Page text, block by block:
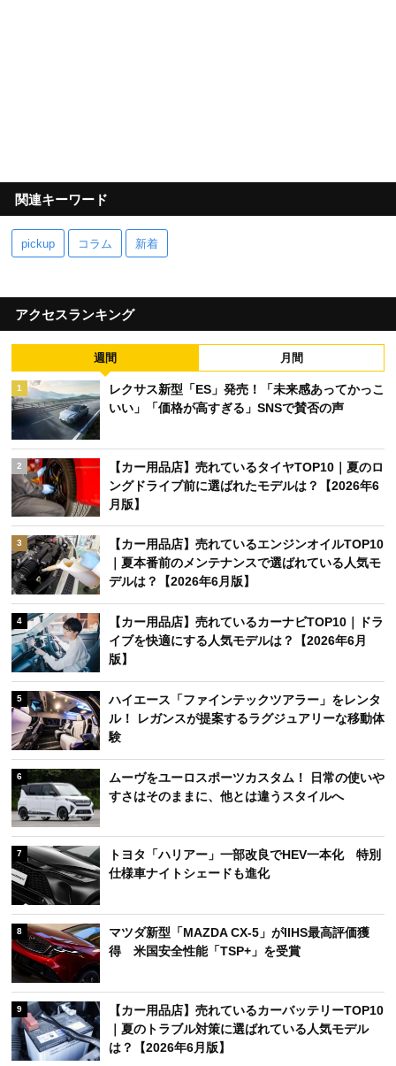
関連キーワード
pickup コラム 新着
アクセスランキング
週間 月間
1
レクサス新型「ES」発売！「未来感あってかっこ
いい」「価格が高すぎる」SNSで賛否の声
2
【カー用品店】売れているタイヤTOP10｜夏のロ
ングドライブ前に選ばれたモデルは？【2026年6
月版】
3
【カー用品店】売れているエンジンオイルTOP10
｜夏本番前のメンテナンスで選ばれている人気モ
デルは？【2026年6月版】
4
【カー用品店】売れているカーナビTOP10｜ドラ
イブを快適にする人気モデルは？【2026年6月
版】
5
ハイエース「ファインテックツアラー」をレンタ
ル！ レガンスが提案するラグジュアリーな移動体
験
6
ムーヴをユーロスポーツカスタム！ 日常の使いや
すさはそのままに、他とは違うスタイルへ
7
トヨタ「ハリアー」一部改良でHEV一本化 特別
仕様車ナイトシェードも進化
8
マツダ新型「MAZDA CX-5」がIIHS最高評価獲
得 米国安全性能「TSP+」を受賞
9
【カー用品店】売れているカーバッテリーTOP10
｜夏のトラブル対策に選ばれている人気モデル
は？【2026年6月版】